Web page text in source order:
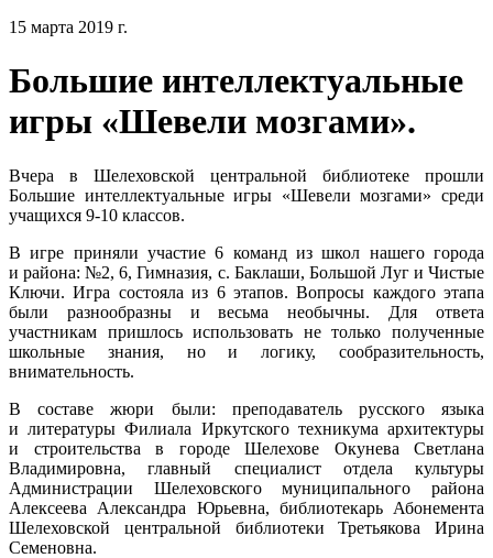
15 марта 2019 г.
Большие интеллектуальные
игры «Шевели мозгами».
Вчера в Шелеховской центральной библиотеке прошли
Большие интеллектуальные игры «Шевели мозгами» среди
учащихся 9-10 классов.
В игре приняли участие 6 команд из школ нашего города
и района: №2, 6, Гимназия, с. Баклаши, Большой Луг и Чистые
Ключи. Игра состояла из 6 этапов. Вопросы каждого этапа
были разнообразны и весьма необычны. Для ответа
участникам пришлось использовать не только полученные
школьные знания, но и логику, сообразительность,
внимательность.
В составе жюри были: преподаватель русского языка
и литературы Филиала Иркутского техникума архитектуры
и строительства в городе Шелехове Окунева Светлана
Владимировна, главный специалист отдела культуры
Администрации Шелеховского муниципального района
Алексеева Александра Юрьевна, библиотекарь Абонемента
Шелеховской центральной библиотеки Третьякова Ирина
Семеновна.